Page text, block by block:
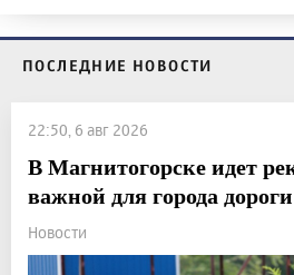
ПОСЛЕДНИЕ НОВОСТИ
22:50, 6 авг 2026
В Магнитогорске идет
важной для города дороги
Новости